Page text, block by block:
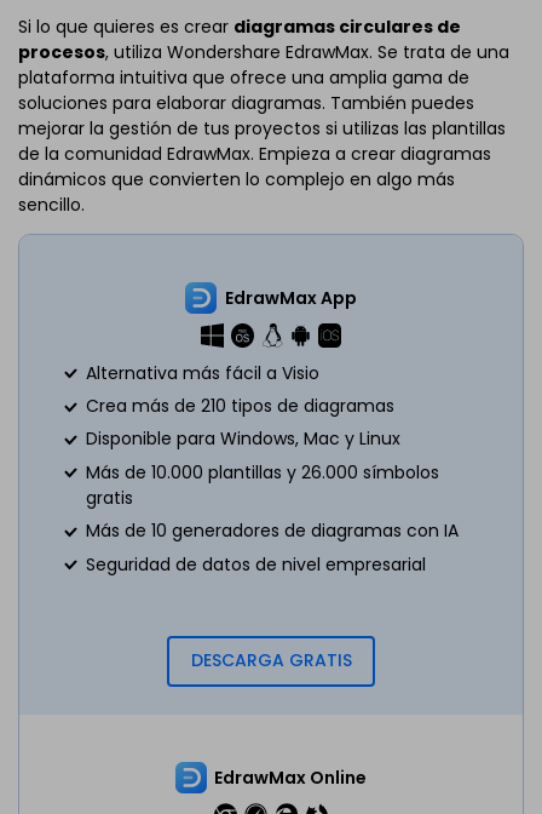
Si lo que quieres es crear diagramas circulares de
procesos, utiliza Wondershare EdrawMax. Se trata de una
plataforma intuitiva que ofrece una amplia gama de
soluciones para elaborar diagramas. También puedes
mejorar la gestión de tus proyectos si utilizas las plantillas
de la comunidad EdrawMax. Empieza a crear diagramas
dinámicos que convierten lo complejo en algo más
sencillo.
EdrawMax App
Alternativa más fácil a Visio
Crea más de 210 tipos de diagramas
Disponible para Windows, Mac y Linux
Más de 10.000 plantillas y 26.000 símbolos
gratis
Más de 10 generadores de diagramas con IA
Seguridad de datos de nivel empresarial
DESCARGA GRATIS
EdrawMax Online